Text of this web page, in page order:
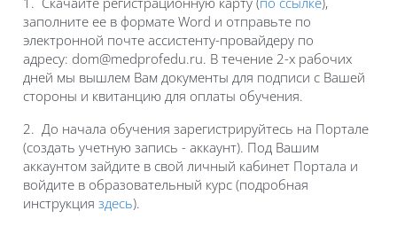
заполните ее в формате Word и отправьте по
электронной почте ассистенту-провайдеру по
адресу: dom@medprofedu.ru. В течение 2-х рабочих
дней мы вышлем Вам документы для подписи с Вашей
стороны и квитанцию для оплаты обучения.
2. До начала обучения зарегистрируйтесь на Портале
(создать учетную запись - аккаунт). Под Вашим
аккаунтом зайдите в свой личный кабинет Портала и
войдите в образовательный курс (подробная
инструкция здесь).